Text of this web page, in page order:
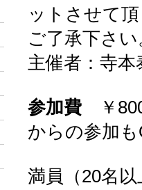
ットさせて
ご了承下さい
主催者：寺本
参加費 ￥
からの参加も
満員（20名